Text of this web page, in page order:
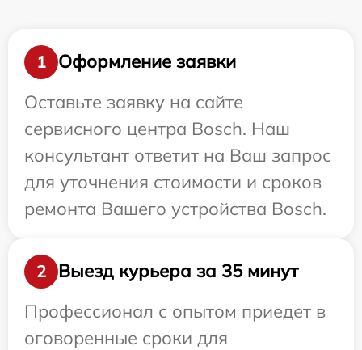
1
Оформление заявки
Оставьте заявку на сайте
сервисного центра Bosch. Наш
консультант ответит на Ваш запрос
для уточнения стоимости и сроков
ремонта Вашего устройства Bosch.
2
Выезд курьера за 35 минут
Профессионал с опытом приедет в
оговоренные сроки для